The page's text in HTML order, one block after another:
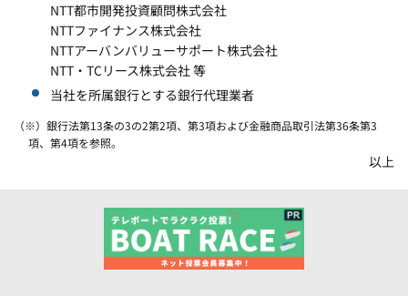
NTT都市開発投資顧問株式会社
NTTファイナンス株式会社
NTTアーバンバリューサポート株式会社
NTT・TCリース株式会社 等
当社を所属銀行とする銀行代理業者
（※）銀行法第13条の3の2第2項、第3項および金融商品取引法第36条第3
項、第4項を参照。
以上